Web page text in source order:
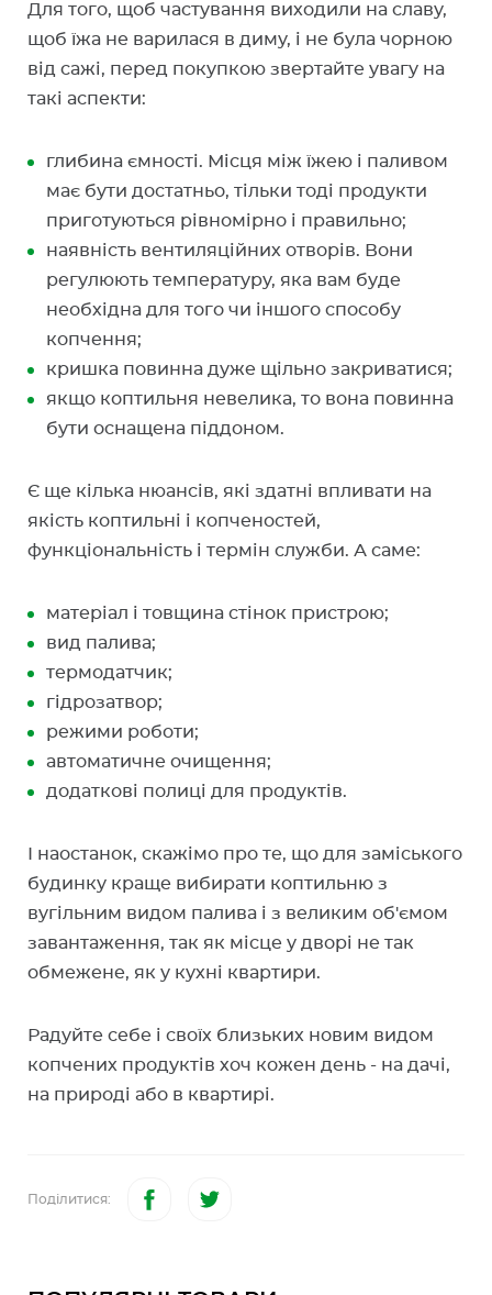
Для того, щоб частування виходили на славу,
щоб їжа не варилася в диму, і не була чорною
від сажі, перед покупкою звертайте увагу на
такі аспекти:
глибина ємності. Місця між їжею і паливом
має бути достатньо, тільки тоді продукти
приготуються рівномірно і правильно;
наявність вентиляційних отворів. Вони
регулюють температуру, яка вам буде
необхідна для того чи іншого способу
копчення;
кришка повинна дуже щільно закриватися;
якщо коптильня невелика, то вона повинна
бути оснащена піддоном.
Є ще кілька нюансів, які здатні впливати на
якість коптильні і копченостей,
функціональність і термін служби. А саме:
матеріал і товщина стінок пристрою;
вид палива;
термодатчик;
гідрозатвор;
режими роботи;
автоматичне очищення;
додаткові полиці для продуктів.
І наостанок, скажімо про те, що для заміського
будинку краще вибирати коптильню з
вугільним видом палива і з великим об'ємом
завантаження, так як місце у дворі не так
обмежене, як у кухні квартири.
Радуйте себе і своїх близьких новим видом
копчених продуктів хоч кожен день - на дачі,
на природі або в квартирі.
Поділитися: